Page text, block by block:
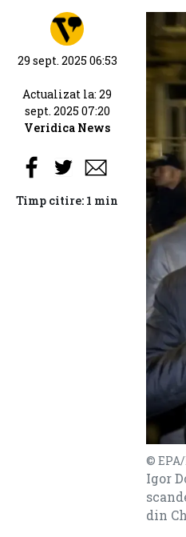
©
Igor
din
29 sept. 2025 06:53
Actualizat la: 29
sept. 2025 07:20
Veridica News
Timp citire: 1 min